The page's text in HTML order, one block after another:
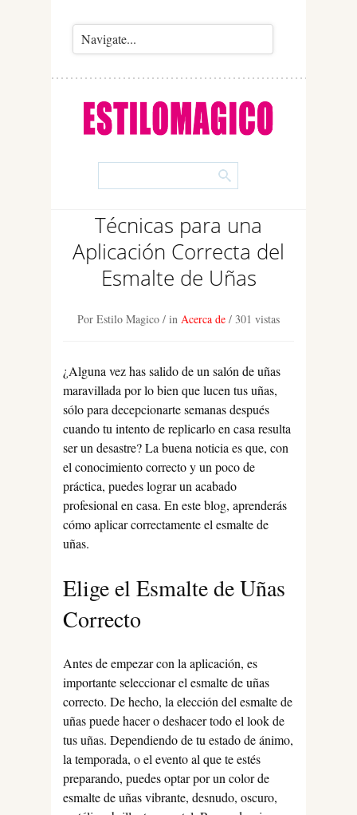
Técnicas para una
Aplicación Correcta del
Esmalte de Uñas
Por Estilo Magico / in Acerca de / 301 vistas
¿Alguna vez has salido de un salón de uñas
maravillada por lo bien que lucen tus uñas,
sólo para decepcionarte semanas después
cuando tu intento de replicarlo en casa resulta
ser un desastre? La buena noticia es que, con
el conocimiento correcto y un poco de
práctica, puedes lograr un acabado
profesional en casa. En este blog, aprenderás
cómo aplicar correctamente el esmalte de
uñas.
Elige el Esmalte de Uñas
Correcto
Antes de empezar con la aplicación, es
importante seleccionar el esmalte de uñas
correcto. De hecho, la elección del esmalte de
uñas puede hacer o deshacer todo el look de
tus uñas. Dependiendo de tu estado de ánimo,
la temporada, o el evento al que te estés
preparando, puedes optar por un color de
esmalte de uñas vibrante, desnudo, oscuro,